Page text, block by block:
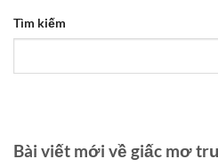
Tìm kiếm
Bài viết mới về giấc mơ